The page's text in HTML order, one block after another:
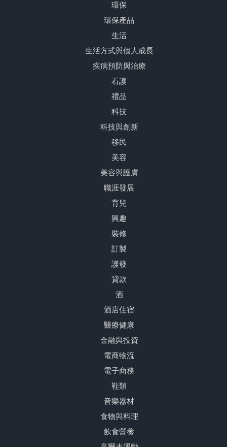
環保
環保產品
生活
生活方式與個人成長
疾病預防與治療
看護
禮品
科技
科技與創新
移民
美容
美容與護膚
職涯發展
育兒
興趣
裝修
訂製
護發
貸款
酒
酒店住宿
醫療健康
金融與投資
電商物流
電子商務
鞋類
音樂器材
食物與料理
飲食營養